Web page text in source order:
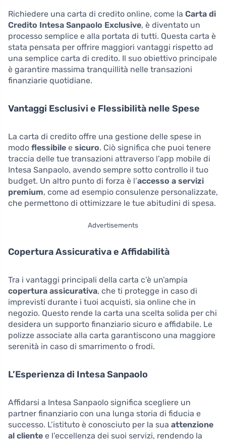
Richiedere una carta di credito online, come la Carta di
Credito Intesa Sanpaolo Exclusive, è diventato un
processo semplice e alla portata di tutti. Questa carta è
stata pensata per offrire maggiori vantaggi rispetto ad
una semplice carta di credito. Il suo obiettivo principale
è garantire massima tranquillità nelle transazioni
finanziarie quotidiane.
Vantaggi Esclusivi e Flessibilità nelle Spese
La carta di credito offre una gestione delle spese in
modo flessibile e sicuro. Ciò significa che puoi tenere
traccia delle tue transazioni attraverso l’app mobile di
Intesa Sanpaolo, avendo sempre sotto controllo il tuo
budget. Un altro punto di forza è l’accesso a servizi
premium, come ad esempio consulenze personalizzate,
che permettono di ottimizzare le tue abitudini di spesa.
Advertisements
Copertura Assicurativa e Affidabilità
Tra i vantaggi principali della carta c’è un’ampia
copertura assicurativa, che ti protegge in caso di
imprevisti durante i tuoi acquisti, sia online che in
negozio. Questo rende la carta una scelta solida per chi
desidera un supporto finanziario sicuro e affidabile. Le
polizze associate alla carta garantiscono una maggiore
serenità in caso di smarrimento o frodi.
L’Esperienza di Intesa Sanpaolo
Affidarsi a Intesa Sanpaolo significa scegliere un
partner finanziario con una lunga storia di fiducia e
successo. L’istituto è conosciuto per la sua attenzione
al cliente e l’eccellenza dei suoi servizi, rendendo la